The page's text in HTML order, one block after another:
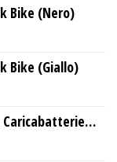
Bike (Nero)
Bike (Giallo)